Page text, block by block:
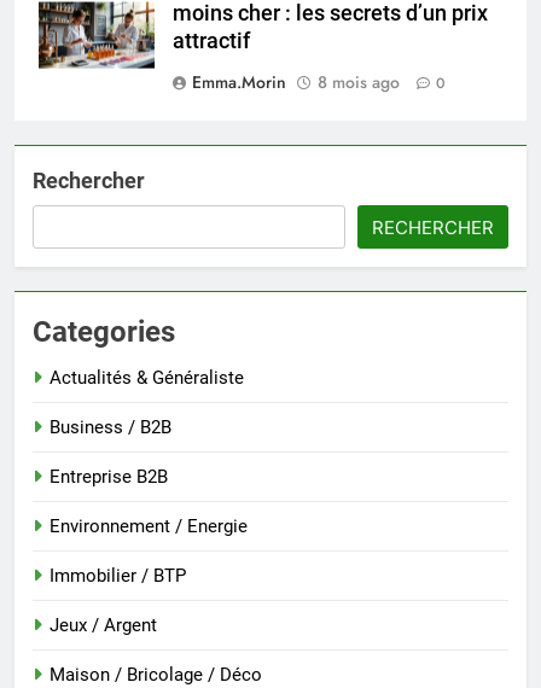
moins cher : les secrets d’un prix
attractif
Emma.Morin
8 mois ago 0
Rechercher
RECHERCHER
Categories
Actualités & Généraliste
Business / B2B
Entreprise B2B
Environnement / Energie
Immobilier / BTP
Jeux / Argent
Maison / Bricolage / Déco